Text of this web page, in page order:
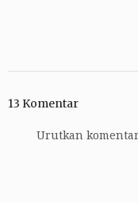
13 Komentar
Urutkan